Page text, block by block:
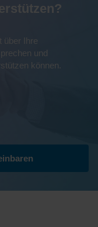
über Ihre
und
können.